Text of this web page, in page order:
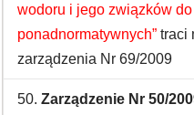
wodoru i jego związków
ponadnormatywnych” traci
zarządzenia Nr 69/2009
50. Zarządzenie Nr 50/